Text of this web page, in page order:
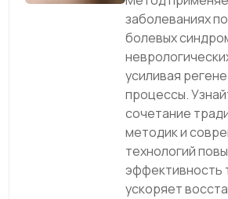
заболеваниях
болевых
усиливая
процессы.
сочетание
методик и
технологий
эффективность
ускоряет